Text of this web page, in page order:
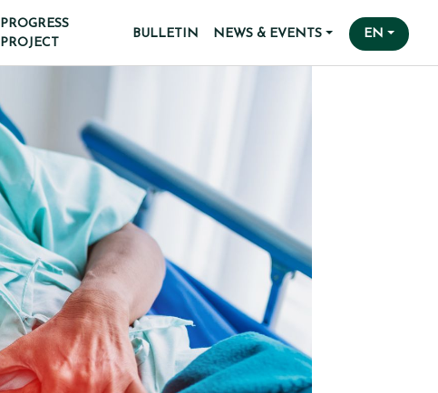
PROGRESS
PROJECT
BULLETIN NEWS & EVENTS EN